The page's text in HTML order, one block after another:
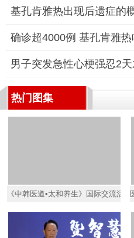
热门图集
《中韩医道•太和养生》国际交流活